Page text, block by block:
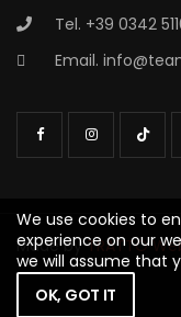
Tel. +39 0342
Email.
Made byTRATTO
We use cookies to
experience on our
we will assume that
OK, GOT IT